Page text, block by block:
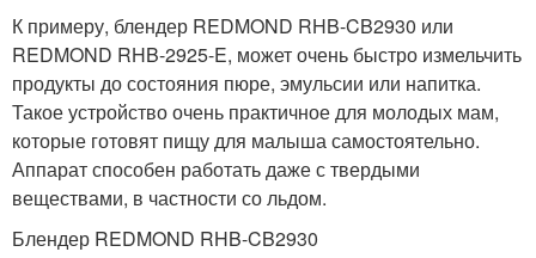
К примеру, блендер REDMOND RHB-CB2930 или
REDMOND RHB-2925-E, может очень быстро измельчить
продукты до состояния пюре, эмульсии или напитка.
Такое устройство очень практичное для молодых мам,
которые готовят пищу для малыша самостоятельно.
Аппарат способен работать даже с твердыми
веществами, в частности со льдом.
Блендер REDMOND RHB-CB2930